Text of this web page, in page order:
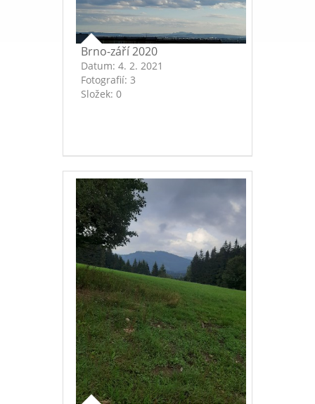
Brno-září 2020
Datum: 4. 2. 2021
Fotografií: 3
Složek: 0